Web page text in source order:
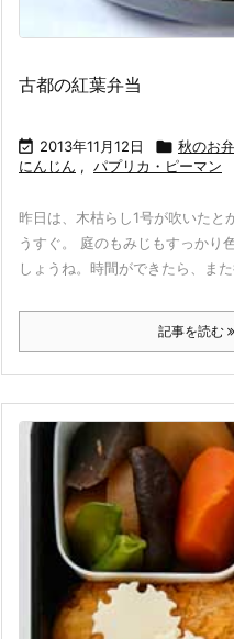
古都の紅葉弁当
 2013年11月12日  秋のお
にんじん , パプリカ・ピーマン
昨日は、木枯らし1号が吹いたと
うすぐ。 庭のもみじもすっかり
しょうね。時間ができたら、ま
記事を読む